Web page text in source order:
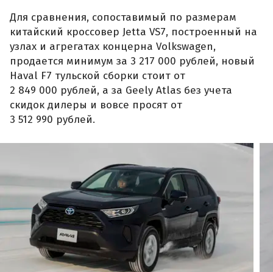
Для сравнения, сопоставимый по размерам
китайский кроссовер Jetta VS7, построенный на
узлах и агрегатах концерна Volkswagen,
продается минимум за 3 217 000 рублей, новый
Haval F7 тульской сборки стоит от
2 849 000 рублей, а за Geely Atlas без учета
скидок дилеры и вовсе просят от
3 512 990 рублей.